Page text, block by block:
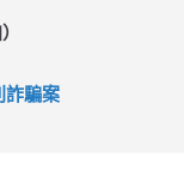
詐騙案
車路士